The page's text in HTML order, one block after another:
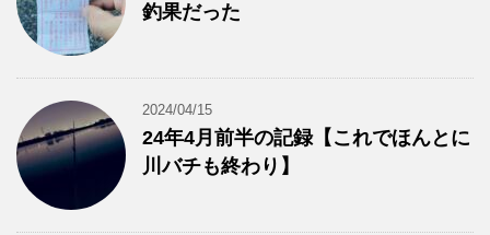
釣果だった
2024/04/15
24年4月前半の記録【これでほんとに
川バチも終わり】